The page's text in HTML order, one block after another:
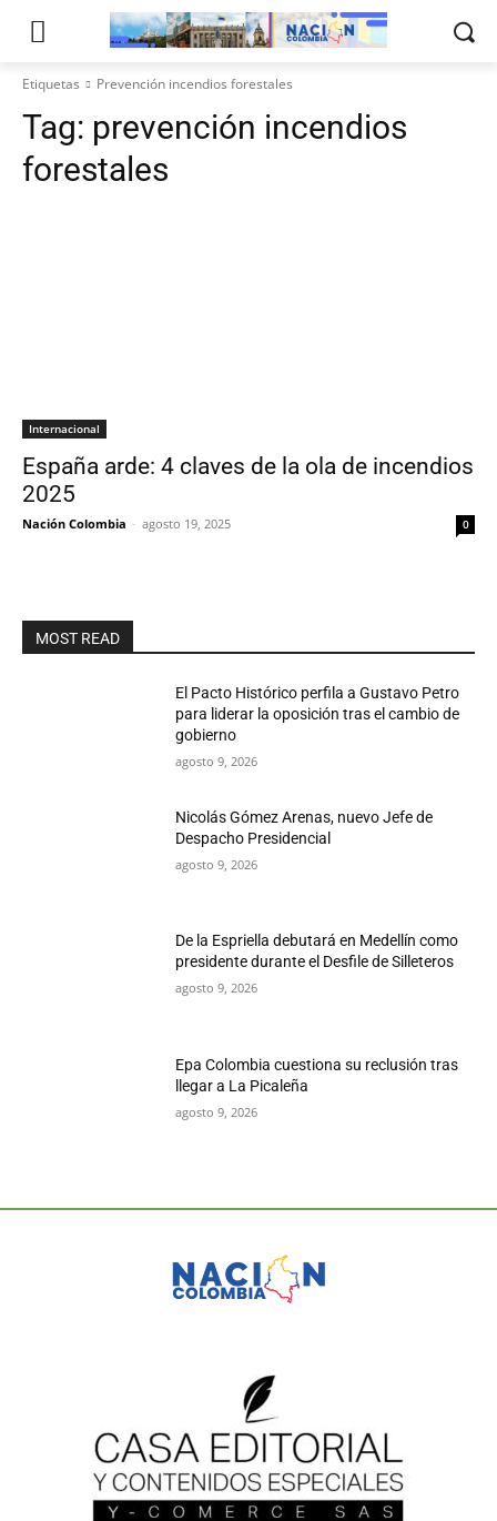
Etiquetas Prevención incendios forestales
Tag: prevención incendios
forestales
Internacional
España arde: 4 claves de la ola de incendios
2025
Nación Colombia - agosto 19, 2025 0
MOST READ
El Pacto Histórico perfila a Gustavo Petro
para liderar la oposición tras el cambio de
gobierno
agosto 9, 2026
Nicolás Gómez Arenas, nuevo Jefe de
Despacho Presidencial
agosto 9, 2026
De la Espriella debutará en Medellín como
presidente durante el Desfile de Silleteros
agosto 9, 2026
Epa Colombia cuestiona su reclusión tras
llegar a La Picaleña
agosto 9, 2026